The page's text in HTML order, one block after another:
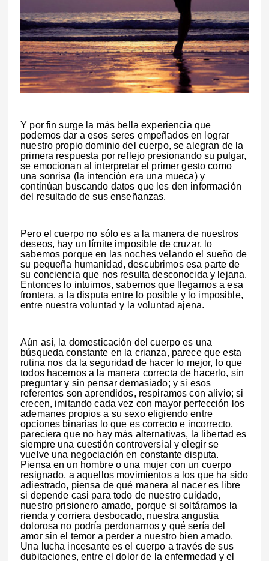
Y por fin surge la más bella experiencia que
podemos dar a esos seres empeñados en lograr
nuestro propio dominio del cuerpo, se alegran de la
primera respuesta por reflejo presionando su pulgar,
se emocionan al interpretar el primer gesto como
una sonrisa (la intención era una mueca) y
continúan buscando datos que les den información
del resultado de sus enseñanzas.
Pero el cuerpo no sólo es a la manera de nuestros
deseos, hay un límite imposible de cruzar, lo
sabemos porque en las noches velando el sueño de
su pequeña humanidad, descubrimos esa parte de
su conciencia que nos resulta desconocida y lejana.
Entonces lo intuimos, sabemos que llegamos a esa
frontera, a la disputa entre lo posible y lo imposible,
entre nuestra voluntad y la voluntad ajena.
Aún así, la domesticación del cuerpo es una
búsqueda constante en la crianza, parece que esta
rutina nos da la seguridad de hacer lo mejor, lo que
todos hacemos a la manera correcta de hacerlo, sin
preguntar y sin pensar demasiado; y si esos
referentes son aprendidos, respiramos con alivio; si
crecen, imitando cada vez con mayor perfección los
ademanes propios a su sexo eligiendo entre
opciones binarias lo que es correcto e incorrecto,
pareciera que no hay más alternativas, la libertad es
siempre una cuestión controversial y elegir se
vuelve una negociación en constante disputa.
Piensa en un hombre o una mujer con un cuerpo
resignado, a aquellos movimientos a los que ha sido
adiestrado, piensa de qué manera al nacer es libre
si depende casi para todo de nuestro cuidado,
nuestro prisionero amado, porque si soltáramos la
rienda y corriera desbocado, nuestra angustia
dolorosa no podría perdonarnos y qué sería del
amor sin el temor a perder a nuestro bien amado.
Una lucha incesante es el cuerpo a través de sus
dubitaciones, entre el dolor de la enfermedad y el